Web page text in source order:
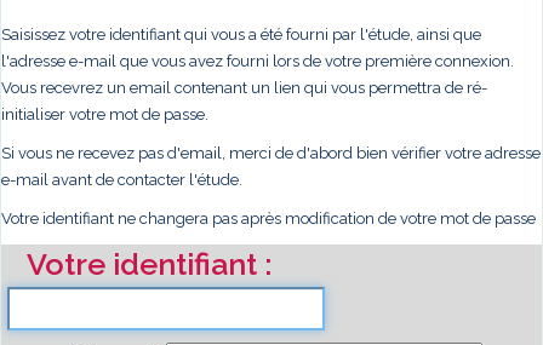
Saisissez votre identifiant qui vous a été fourni par l'étude, ainsi que
l'adresse e-mail que vous avez fourni lors de votre première connexion.
Vous recevrez un email contenant un lien qui vous permettra de ré-
initialiser votre mot de passe.
Si vous ne recevez pas d'email, merci de d'abord bien vérifier votre adresse
e-mail avant de contacter l'étude.
Votre identifiant ne changera pas après modification de votre mot de passe
Votre identifiant